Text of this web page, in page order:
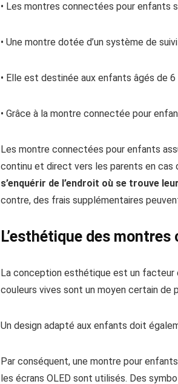
• Les montres connectées pour enfants
• Une montre dotée d’un système de
• Elle est destinée aux enfants âgés de
• Grâce à la montre connectée pour
Les montre connectées pour enfants
continu et direct vers les parents en cas
s’enquérir de l’endroit où se trouve
contre, des frais supplémentaires
L’esthétique des montres
La conception esthétique est un facteur
couleurs vives sont un moyen certain de
Un design adapté aux enfants doit
Par conséquent, une montre pour
les écrans OLED sont utilisés. Des